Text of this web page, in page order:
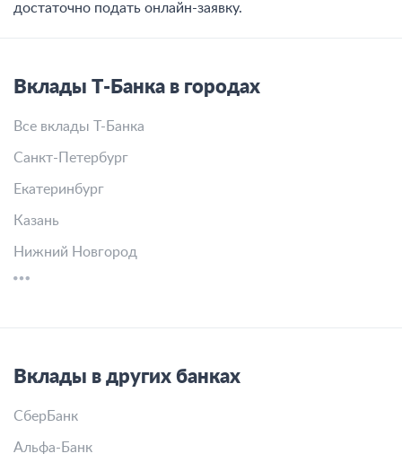
достаточно подать онлайн-заявку.
Вклады Т-Банка в городах
Все вклады Т-Банка
Санкт-Петербург
Екатеринбург
Казань
Нижний Новгород
Вклады в других банках
СберБанк
Альфа-Банк